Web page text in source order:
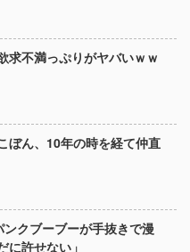
求不満っぷりがヤバいｗｗ
ぼん、10年の時を経て仲直
クブーブーが手抜きで漫
に許せない」